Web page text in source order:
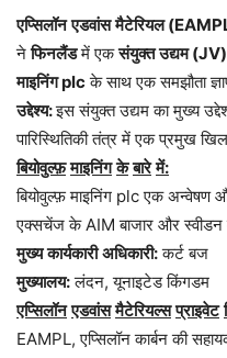
एप्सिलॉन एडवांस मैटेरियल
नेफिनलैंडमें एकसंयुक्त उद्यम(JV)
माइनिंगplcके साथ एक समझौता
उद्देश्य:इस संयुक्त उद्यम का मुख्य
पारिस्थितिकी तंत्र में एक प्रमुख
बियोवुल्फ़ माइनिंग के बारे में:
बियोवुल्फ़ माइनिंग plc एक अन्वेषण
एक्सचेंज के AIM बाजार और स्वीडन
मुख्य कार्यकारी अधिकारी:कर्ट बज
मुख्यालय:लंदन, यूनाइटेड किंगडम
एप्सिलॉन एडवांस मैटेरियल्स प्राइवेट
EAMPL, एप्सिलॉन कार्बन की